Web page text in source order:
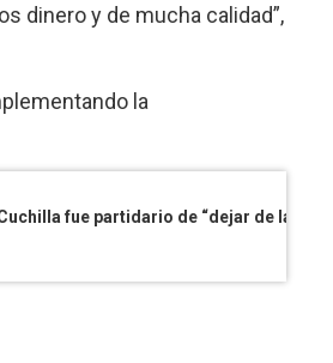
dinero y de mucha calidad”,
la